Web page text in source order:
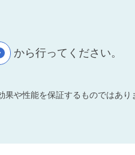
から行ってください。
や性能を保証するものではあり